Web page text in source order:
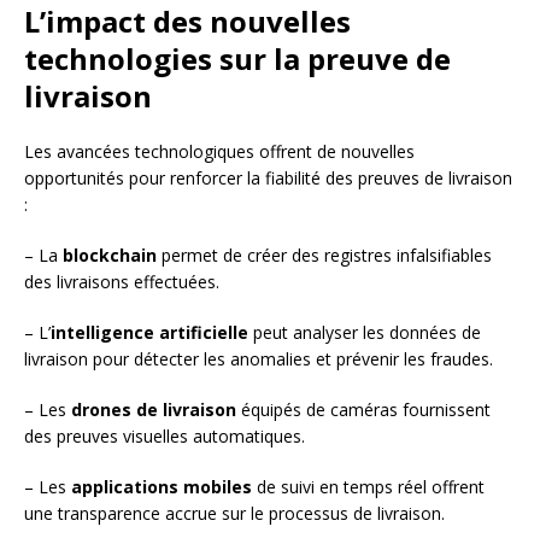
L’impact des nouvelles
technologies sur la preuve de
livraison
Les avancées technologiques offrent de nouvelles
opportunités pour renforcer la fiabilité des preuves de livraison
:
– La blockchain permet de créer des registres infalsifiables
des livraisons effectuées.
– L’intelligence artificielle peut analyser les données de
livraison pour détecter les anomalies et prévenir les fraudes.
– Les drones de livraison équipés de caméras fournissent
des preuves visuelles automatiques.
– Les applications mobiles de suivi en temps réel offrent
une transparence accrue sur le processus de livraison.